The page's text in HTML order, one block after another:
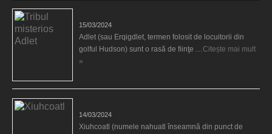
15/03/2024
Adlet (sau Erqigdlet, termen folosit de locuitorii din
golful Hudson) sunt o rasă de fiinţe …Citește mai mult
»
14/03/2024
Xiuhcoatl (numele nahuatl înseamnă din punct de